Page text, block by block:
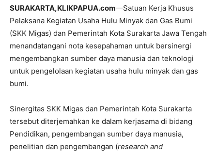
SURAKARTA,KLIKPAPUA.com—Satuan Kerja Khusus
Pelaksana Kegiatan Usaha Hulu Minyak dan Gas Bumi
(SKK Migas) dan Pemerintah Kota Surakarta Jawa Tengah
menandatangani nota kesepahaman untuk bersinergi
mengembangkan sumber daya manusia dan teknologi
untuk pengelolaan kegiatan usaha hulu minyak dan gas
bumi.
Sinergitas SKK Migas dan Pemerintah Kota Surakarta
tersebut diterjemahkan ke dalam kerjasama di bidang
Pendidikan, pengembangan sumber daya manusia,
penelitian dan pengembangan (research and